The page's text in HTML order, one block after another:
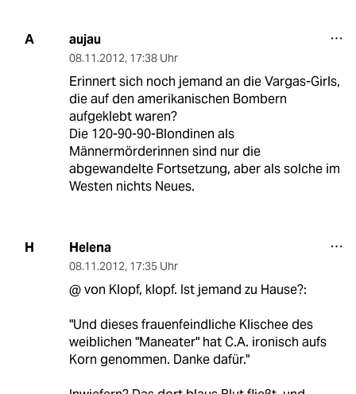
A aujau
08.11.2012, 17:38 Uhr
Erinnert sich noch jemand an die Vargas-Girls,
die auf den amerikanischen Bombern
aufgeklebt waren?
Die 120-90-90-Blondinen als
Männermörderinnen sind nur die
abgewandelte Fortsetzung, aber als solche im
Westen nichts Neues.
H Helena
08.11.2012, 17:35 Uhr
@ von Klopf, klopf. Ist jemand zu Hause?:
"Und dieses frauenfeindliche Klischee des
weiblichen "Maneater" hat C.A. ironisch aufs
Korn genommen. Danke dafür."